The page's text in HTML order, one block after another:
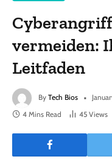
vermeiden:
Leitfaden
By Tech Bios
4 Mins Read
45 Views